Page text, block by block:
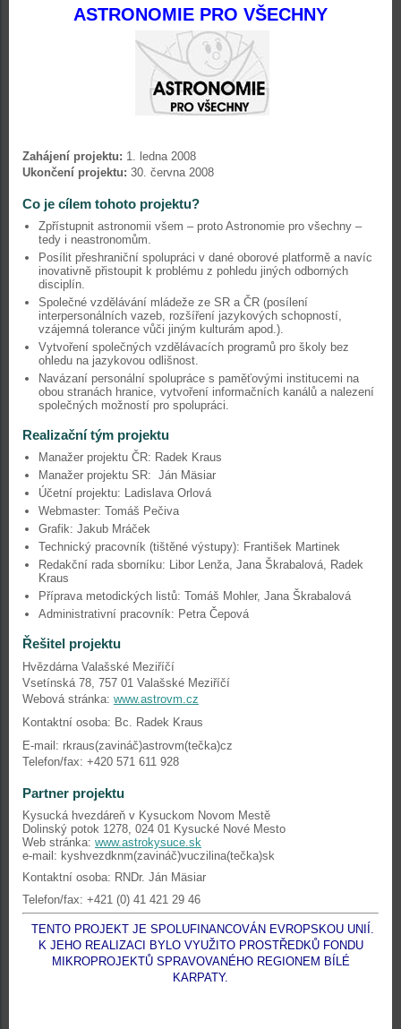
ASTRONOMIE PRO VŠECHNY
Zahájení projektu: 1. ledna 2008
Ukončení projektu: 30. června 2008
Co je cílem tohoto projektu?
Zpřístupnit astronomii všem – proto Astronomie pro všechny –
tedy i neastronomům.
Posílit přeshraniční spolupráci v dané oborové platformě a navíc
inovativně přistoupit k problému z pohledu jiných odborných
disciplín.
Společné vzdělávání mládeže ze SR a ČR (posílení
interpersonálních vazeb, rozšíření jazykových schopností,
vzájemná tolerance vůči jiným kulturám apod.).
Vytvoření společných vzdělávacích programů pro školy bez
ohledu na jazykovou odlišnost.
Navázaní personální spolupráce s paměťovými institucemi na
obou stranách hranice, vytvoření informačních kanálů a nalezení
společných možností pro spolupráci.
Realizační tým projektu
Manažer projektu ČR: Radek Kraus
Manažer projektu SR: Ján Mäsiar
Účetní projektu: Ladislava Orlová
Webmaster: Tomáš Pečiva
Grafik: Jakub Mráček
Technický pracovník (tištěné výstupy): František Martinek
Redakční rada sborníku: Libor Lenža, Jana Škrabalová, Radek
Kraus
Příprava metodických listů: Tomáš Mohler, Jana Škrabalová
Administrativní pracovník: Petra Čepová
Řešitel projektu
Hvězdárna Valašské Meziříčí
Vsetínská 78, 757 01 Valašské Meziříčí
Webová stránka: www.astrovm.cz
Kontaktní osoba: Bc. Radek Kraus
E-mail: rkraus(zavináč)astrovm(tečka)cz
Telefon/fax: +420 571 611 928
Partner projektu
Kysucká hvezdáreň v Kysuckom Novom Mestě
Dolinský potok 1278, 024 01 Kysucké Nové Mesto
Web stránka: www.astrokysuce.sk
e-mail: kyshvezdknm(zavináč)vuczilina(tečka)sk
Kontaktní osoba: RNDr. Ján Mäsiar
Telefon/fax: +421 (0) 41 421 29 46
TENTO PROJEKT JE SPOLUFINANCOVÁN EVROPSKOU UNIÍ.
K JEHO REALIZACI BYLO VYUŽITO PROSTŘEDKŮ FONDU
MIKROPROJEKTŮ SPRAVOVANÉHO REGIONEM BÍLÉ
KARPATY.